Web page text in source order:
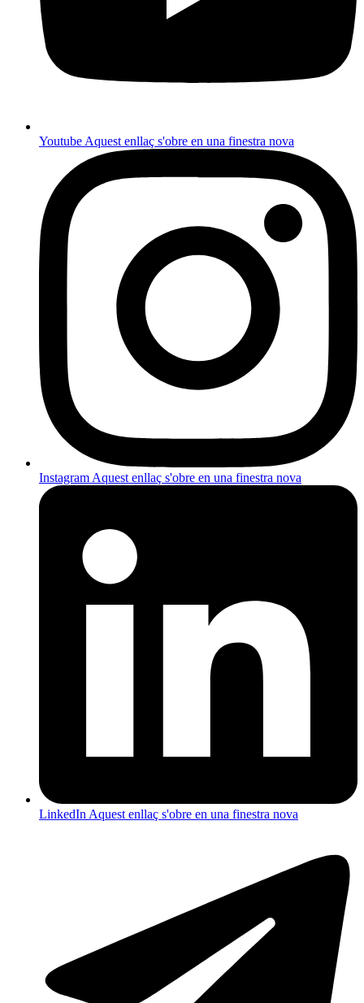
YoutubeAquest enllaç s'obre en una finestra nova
InstagramAquest enllaç s'obre en una finestra nova
LinkedInAquest enllaç s'obre en una finestra nova